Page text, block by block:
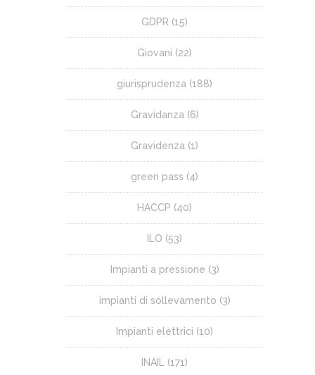
GDPR (15)
Giovani (22)
giurisprudenza (188)
Gravidanza (6)
Gravidenza (1)
green pass (4)
HACCP (40)
ILO (53)
Impianti a pressione (3)
impianti di sollevamento (3)
Impianti elettrici (10)
INAIL (171)